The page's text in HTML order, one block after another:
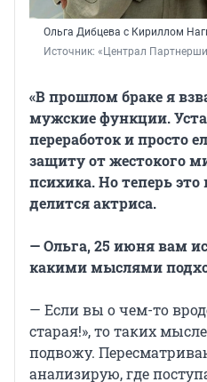
Ольга Дибцева с Кириллом
Источник: «Централ
«В прошлом браке я
мужские функции.
переработок и просто
защиту от жестокого
психика. Но теперь
делится актриса.
— Ольга, 25 июня вам
какими мыслями
— Если вы о чем-то
старая!», то таких
подвожу.
анализирую, где